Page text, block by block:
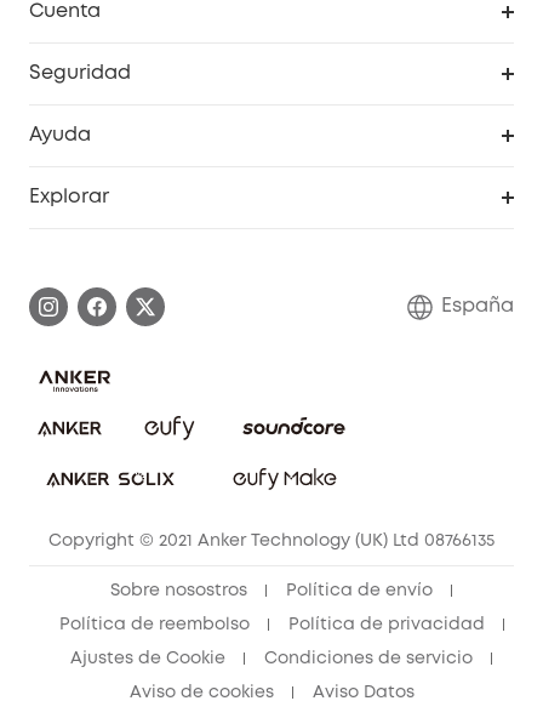
Cuenta
Seguridad
Sistemas de Alarma
Explorar todo
Ayuda
Preguntas frecuentes sobre pedidos
Portal web de seguridad
Explorar
Conviértete en afiliado
España
Copyright © 2021 Anker Technology (UK) Ltd 08766135
Sobre nosostros Política de envío
Política de reembolso Política de privacidad
Ajustes de Cookie Condiciones de servicio
Aviso de cookies Aviso Datos